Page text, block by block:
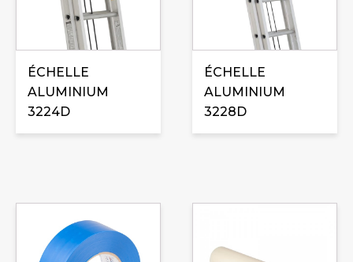
ÉCHELLE
ALUMINIUM
3224D
ÉCHELLE
ALUMINIUM
3228D
produit